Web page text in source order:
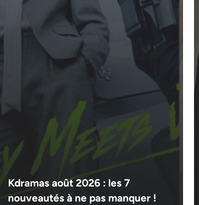
Kdramas août 2026 : les 7
nouveautés à ne pas manquer !